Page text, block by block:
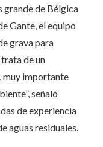
grande de Bélgica
Gante, el equipo
grava para
de un
muy importante
señaló
de experiencia
aguas residuales.